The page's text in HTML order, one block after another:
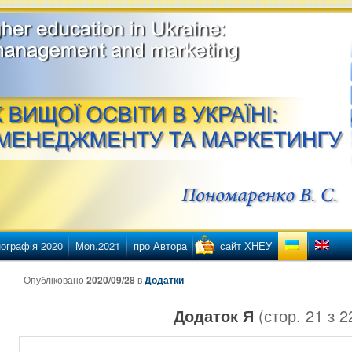
освіти в Україні
2020 Mon.2021 про Автора сайт ХНЕУ
Додаток Я (стор. 21 з
Опубліковано2020/09/28вДодатки